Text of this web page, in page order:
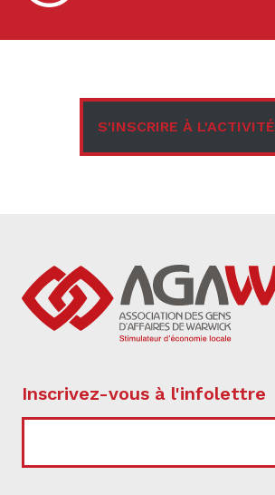
S'INSCRIRE À L'ACTIVITÉ
Inscrivez-vous à l'infolettre